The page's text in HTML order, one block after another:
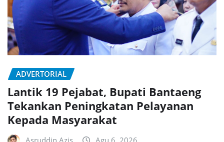
ADVERTORIAL
Lantik 19 Pejabat, Bupati Bantaeng
Tekankan Peningkatan Pelayanan
Kepada Masyarakat